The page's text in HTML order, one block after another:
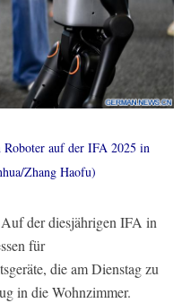
Roboter auf der IFA 2025 in
Zhang Haofu)
der diesjährigen IFA in
für
die am Dienstag zu
in die Wohnzimmer.